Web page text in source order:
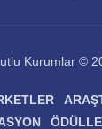
Kurumlar ©